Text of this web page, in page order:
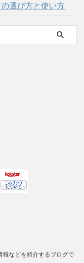
選び方と使い方
報などを紹介するブログで